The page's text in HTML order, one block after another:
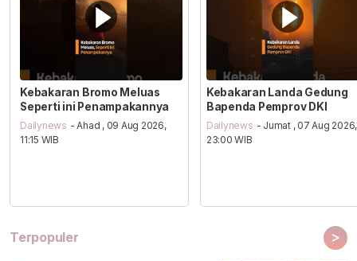
Kebakaran Bromo Meluas
Seperti ini Penampakannya
Dailynews - Ahad , 09 Aug 2026,
11:15 WIB
Kebakaran Landa Gedung
Bapenda Pemprov DKI
Dailynews - Jumat , 07 Aug 2026,
23:00 WIB
Terpopuler >